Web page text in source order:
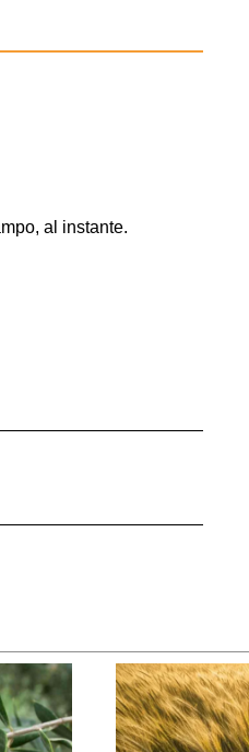
al instante.